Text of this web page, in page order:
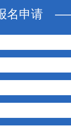
名申请